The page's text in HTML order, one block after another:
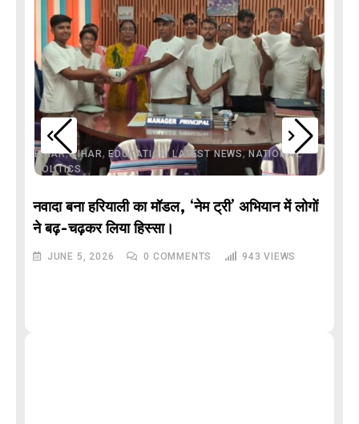
BIHAR,BIHAR, EDUCATION,LATEST NEWS,NATIONAL,
POLITICS
नवादा बना हरियाली का मॉडल, ‘नेम ट्री’ अभियान में लोगों
ने बढ़-चढ़कर लिया हिस्सा।
JUNE 5, 2026 0 COMMENTS 943 VIEWS